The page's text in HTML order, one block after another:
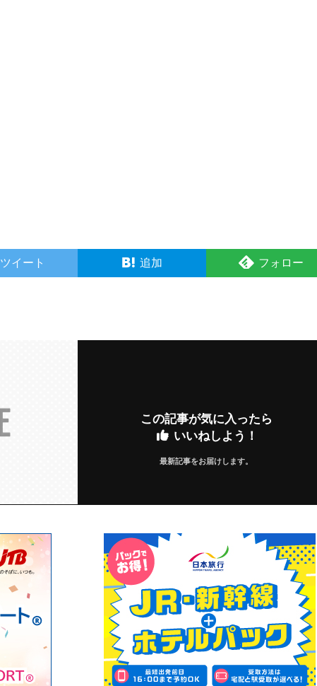
ツイート 追加 フォロー
この記事が気に入ったら
いいねしよう！
最新記事をお届けします。